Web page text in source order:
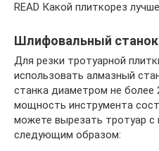
READ Какой плиткорез
Шлифовальный станок
Для резки тротуарной
использовать алмазный
станка диаметром не более
мощность инструмента
можете вырезать тротуар
следующим образом: